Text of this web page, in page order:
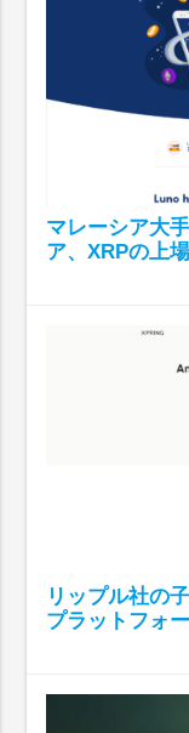
マレーシア大
ア、XRPの上
リップル社の
プラットフォ